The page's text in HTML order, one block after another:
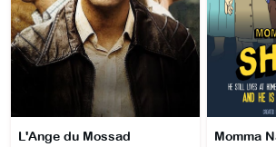
L'Ange du Mossad Momma